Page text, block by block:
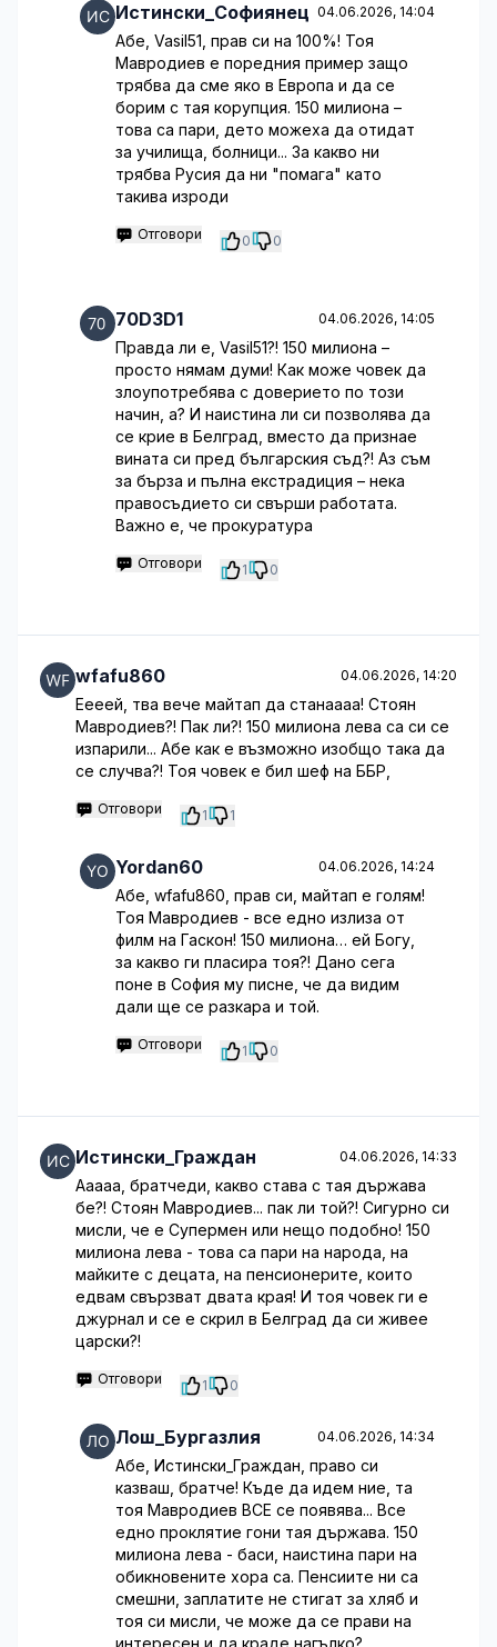
Истински_Софиянец 04.06.2026, 14:04
Абе, Vasil51, прав си на 100%! Тоя
Мавродиев е поредния пример защо
трябва да сме яко в Европа и да се
борим с тая корупция. 150 милиона –
това са пари, дето можеха да отидат
за училища, болници... За какво ни
трябва Русия да ни "помага" като
такива изроди
Отговори 0 0
70D3D1 04.06.2026, 14:05
Правда ли е, Vasil51?! 150 милиона –
просто нямам думи! Как може човек да
злоупотребява с доверието по този
начин, а? И наистина ли си позволява да
се крие в Белград, вместо да признае
вината си пред българския съд?! Аз съм
за бърза и пълна екстрадиция – нека
правосъдието си свърши работата.
Важно е, че прокуратура
Отговори 1 0
wfafu860 04.06.2026, 14:20
Еееей, тва вече майтап да станаааа! Стоян
Мавродиев?! Пак ли?! 150 милиона лева са си се
изпарили... Абе как е възможно изобщо така да
се случва?! Тоя човек е бил шеф на ББР,
Отговори 1 1
Yordan60 04.06.2026, 14:24
Абе, wfafu860, прав си, майтап е голям!
Тоя Мавродиев - все едно излиза от
филм на Гаскон! 150 милиона… ей Богу,
за какво ги пласира тоя?! Дано сега
поне в София му писне, че да видим
дали ще се разкара и той.
Отговори 1 0
Истински_Граждан 04.06.2026, 14:33
Ааааа, братчеди, какво става с тая държава
бе?! Стоян Мавродиев... пак ли той?! Сигурно си
мисли, че е Супермен или нещо подобно! 150
милиона лева - това са пари на народа, на
майките с децата, на пенсионерите, които
едвам свързват двата края! И тоя човек ги е
джурнал и се е скрил в Белград да си живее
царски?!
Отговори 1 0
Лош_Бургазлия 04.06.2026, 14:34
Абе, Истински_Граждан, право си
казваш, братче! Къде да идем ние, та
тоя Мавродиев ВСЕ се появява... Все
едно проклятие гони тая държава. 150
милиона лева - баси, наистина пари на
обикновените хора са. Пенсиите ни са
смешни, заплатите не стигат за хляб и
тоя си мисли, че може да се прави на
интересен и да краде нагълко?